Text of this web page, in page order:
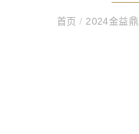
首页/ 2024金益